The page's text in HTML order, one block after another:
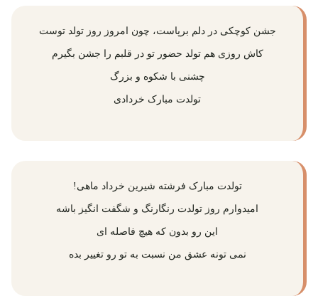
جشن کوچکی در دلم برپاست، چون امروز روز تولد توست
کاش روزی هم تولد حضور تو در قلبم را جشن بگیرم
چشنی با شکوه و بزرگ
تولدت مبارک خردادی
تولدت مبارک فرشته شیرین خرداد ماهی!
امیدوارم روز تولدت رنگارنگ و شگفت انگیز باشه
این رو بدون که هیچ فاصله ای
نمی تونه عشق من نسبت به تو رو تغییر بده